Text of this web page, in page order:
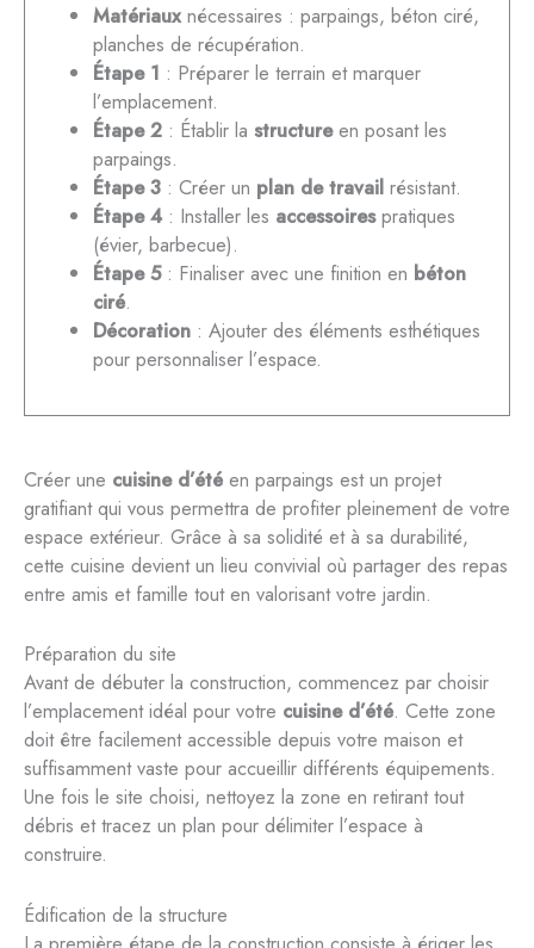
Matériauxnécessaires : parpaings, béton ciré,
planches de récupération.
Étape 1 : Préparer le terrain et marquer
l’emplacement.
Étape 2 : Établir lastructureen posant les
parpaings.
Étape 3 : Créer un plan de travail résistant.
Étape 4 : Installer les accessoirespratiques
(évier, barbecue).
Étape 5: Finaliser avec une finition en béton
ciré.
Décoration : Ajouter des éléments esthétiques
pour personnaliser l’espace.
Créer une cuisine d’été en parpaings est un projet
gratifiant qui vous permettra de profiter pleinement de votre
espace extérieur. Grâce à sa solidité et à sa durabilité,
cette cuisine devient un lieu convivial où partager des repas
entre amis et famille tout en valorisant votre jardin.
Préparation du site
Avant de débuter la construction, commencez par choisir
l’emplacement idéal pour votre cuisine d’été. Cette zone
doit être facilement accessible depuis votre maison et
suffisamment vaste pour accueillir différents équipements.
Une fois le site choisi, nettoyez la zone en retirant tout
débris et tracez un plan pour délimiter l’espace à
construire.
Édification de la structure